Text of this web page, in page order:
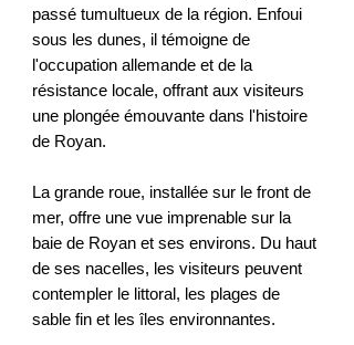
passé tumultueux de la région. Enfoui
sous les dunes, il témoigne de
l'occupation allemande et de la
résistance locale, offrant aux visiteurs
une plongée émouvante dans l'histoire
de Royan.
La grande roue, installée sur le front de
mer, offre une vue imprenable sur la
baie de Royan et ses environs. Du haut
de ses nacelles, les visiteurs peuvent
contempler le littoral, les plages de
sable fin et les îles environnantes.